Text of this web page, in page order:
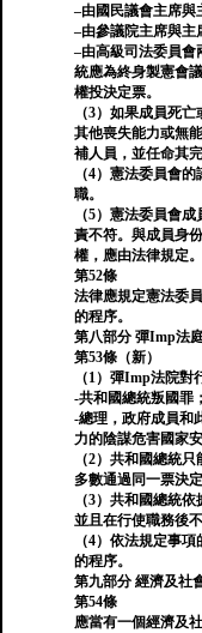
–由國民議會主席與
–由參議院主席與主
–由高級司法委員會
統應為終身製憲會
權投決定票。
（3）如果成員死
其他喪失能力或無
補人員，並任命其完
（4）憲法委員會
職。
（5）憲法委員會
責不符。與成員身
權，應由法律規定。
第52條
法律應規定憲法委
的程序。
第八部分 彈Imp法
第53條（新）
（1）彈Imp法院對
-共和國總統叛國罪；
-總理，政府成員和
力的陰謀危害國家
（2）共和國總統
多數通過同一票決定
（3）共和國總統
並且在行使職務後
（4）依法規定事
的程序。
第九部分 經濟及社
第54條
應當有一個經濟及